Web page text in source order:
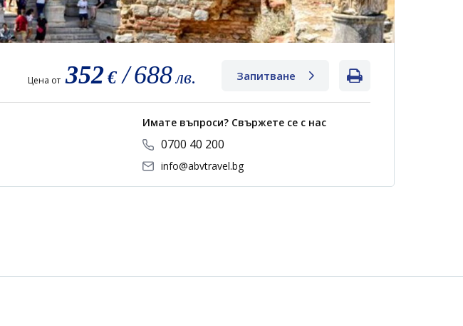
Цена от 352€ /688лв. Запитване
Имате въпроси? Свържете се с нас
0700 40 200
info@abvtravel.bg